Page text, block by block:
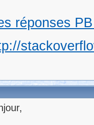
réponses